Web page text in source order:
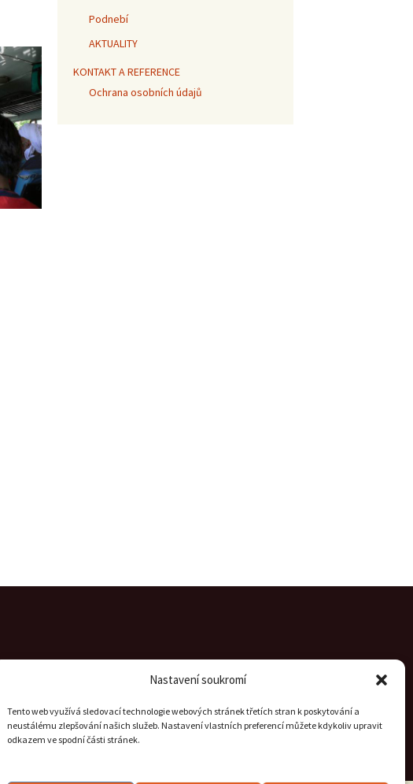
Nastavení soukromí
Tento web využívá sledovací technologie webových stránek třetích stran k poskytování a
neustálému zlepšování našich služeb. Nastavení vlastních preferencí můžete kdykoliv upravit
odkazem ve spodní části stránek.
Podnebí
AKTUALITY
KONTAKT A REFERENCE
Ochrana osobních údajů